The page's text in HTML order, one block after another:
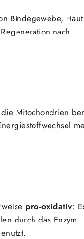
Bindegewebe,
nach
Mitochondrien
pro-oxidativ:
durch das Enzym